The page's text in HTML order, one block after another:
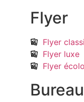
Flyer
Flyer
Flyer luxe
Flyer
Bureau